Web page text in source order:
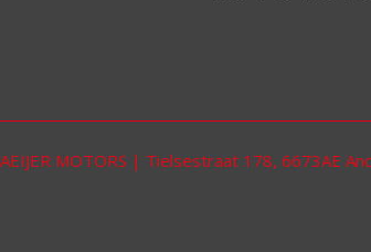
MOTORS | Tielsestraat 178, 6673AE